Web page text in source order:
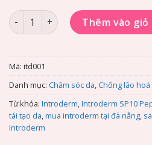
Introderm SP10 tinh chất tái tạo
Thêm vào giỏ
Mã: itd001
Danh mục: Chăm sóc da,Chống lão hoá
Từ khóa: Introderm,Introderm SP10
tái tạo da,mua introderm tại đà nẵng,
Introderm